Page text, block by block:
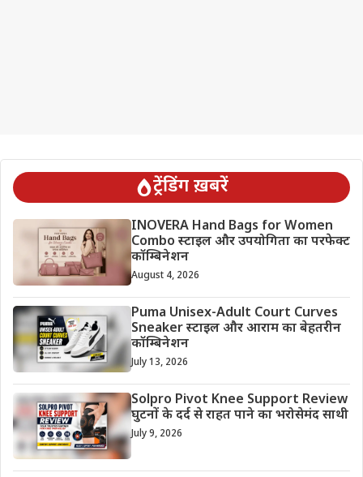
ट्रेंडिंग ख़बरें
INOVERA Hand Bags for Women
Combo स्टाइल और उपयोगिता का परफेक्ट
कॉम्बिनेशन
August 4, 2026
Puma Unisex-Adult Court Curves
Sneaker स्टाइल और आराम का बेहतरीन
कॉम्बिनेशन
July 13, 2026
Solpro Pivot Knee Support Review
घुटनों के दर्द से राहत पाने का भरोसेमंद साथी
July 9, 2026